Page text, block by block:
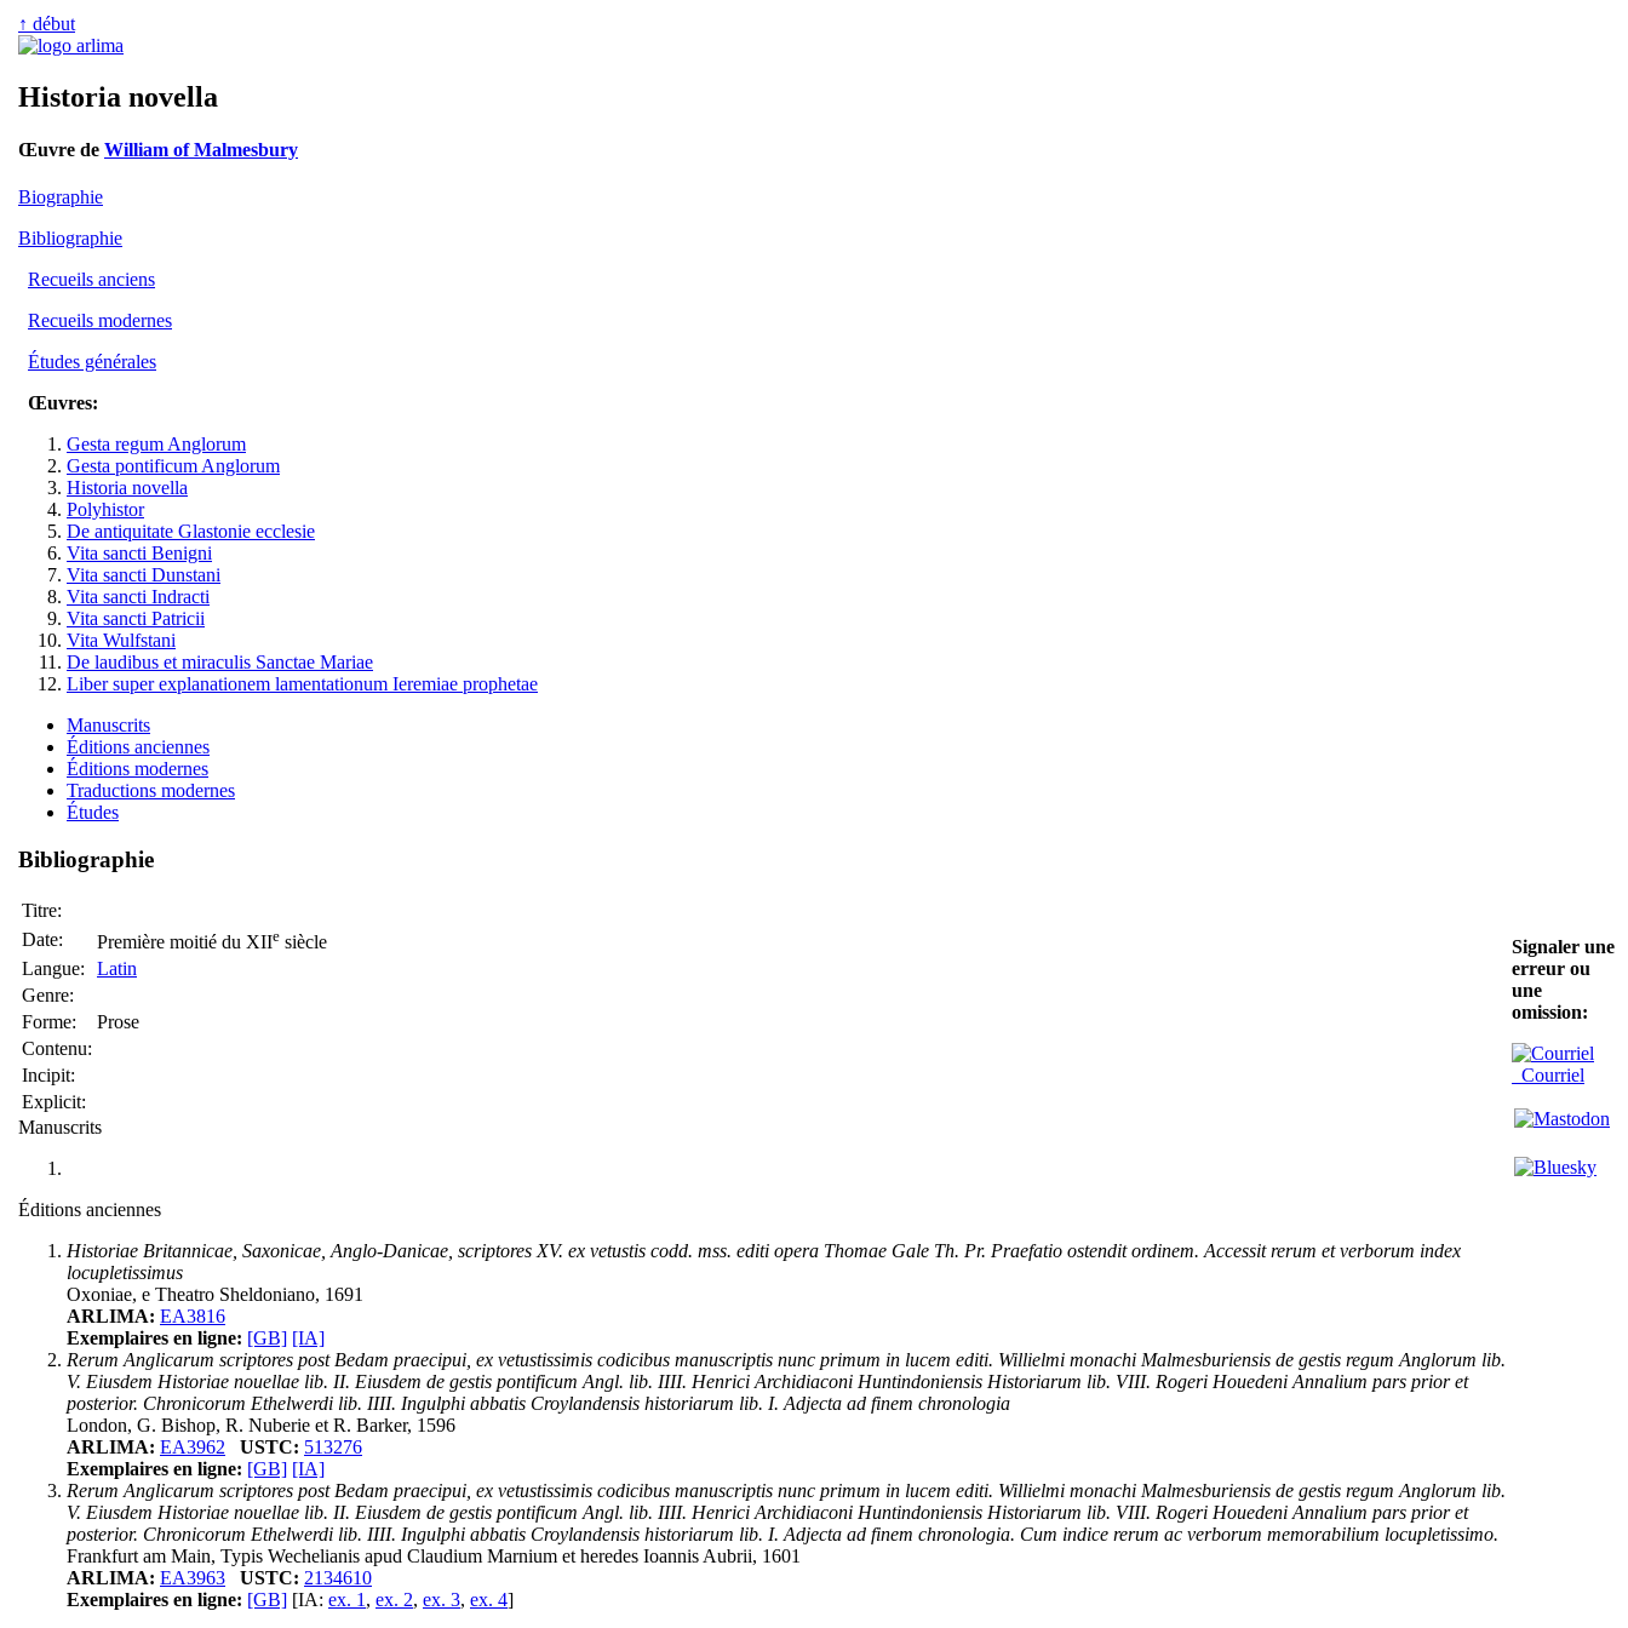
↑ début
Historia novella
Œuvre de William of Malmesbury
Biographie
Bibliographie
Recueils anciens
Recueils modernes
Études générales
Œuvres:
Gesta regum Anglorum
Gesta pontificum Anglorum
Historia novella
Polyhistor
De antiquitate Glastonie ecclesie
Vita sancti Benigni
Vita sancti Dunstani
Vita sancti Indracti
Vita sancti Patricii
Vita Wulfstani
De laudibus et miraculis Sanctae Mariae
Liber super explanationem lamentationum Ieremiae prophetae
Manuscrits
Éditions anciennes
Éditions modernes
Traductions modernes
Études
Bibliographie
Titre:
Date:
Première moitié du XIIe siècle
Langue:
Latin
Genre:
Forme:
Prose
Contenu:
Incipit:
Explicit:
Manuscrits
Éditions anciennes
Historiae Britannicae, Saxonicae, Anglo-Danicae, scriptores XV. ex vetustis codd. mss. editi opera Thomae Gale Th. Pr. Praefatio ostendit ordinem. Accessit rerum et verborum index
locupletissimus
Oxoniae, e Theatro Sheldoniano, 1691
ARLIMA: EA3816
Exemplaires en ligne: [GB] [IA]
Rerum Anglicarum scriptores post Bedam praecipui, ex vetustissimis codicibus manuscriptis nunc primum in lucem editi. Willielmi monachi Malmesburiensis de gestis regum Anglorum lib.
V. Eiusdem Historiae nouellae lib. II. Eiusdem de gestis pontificum Angl. lib. IIII. Henrici Archidiaconi Huntindoniensis Historiarum lib. VIII. Rogeri Houedeni Annalium pars prior et
posterior. Chronicorum Ethelwerdi lib. IIII. Ingulphi abbatis Croylandensis historiarum lib. I. Adjecta ad finem chronologia
London, G. Bishop, R. Nuberie et R. Barker, 1596
ARLIMA: EA3962 USTC: 513276
Exemplaires en ligne: [GB] [IA]
Rerum Anglicarum scriptores post Bedam praecipui, ex vetustissimis codicibus manuscriptis nunc primum in lucem editi. Willielmi monachi Malmesburiensis de gestis regum Anglorum lib.
V. Eiusdem Historiae nouellae lib. II. Eiusdem de gestis pontificum Angl. lib. IIII. Henrici Archidiaconi Huntindoniensis Historiarum lib. VIII. Rogeri Houedeni Annalium pars prior et
posterior. Chronicorum Ethelwerdi lib. IIII. Ingulphi abbatis Croylandensis historiarum lib. I. Adjecta ad finem chronologia. Cum indice rerum ac verborum memorabilium locupletissimo.
Frankfurt am Main, Typis Wechelianis apud Claudium Marnium et heredes Ioannis Aubrii, 1601
ARLIMA: EA3963 USTC: 2134610
Exemplaires en ligne: [GB] [IA: ex. 1 , ex. 2, ex. 3, ex. 4]
Signaler une
erreur ou
une
omission:
Courriel